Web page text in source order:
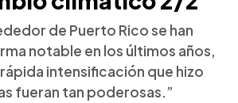
de Puerto Rico se han
notable en los últimos años,
intensificación que hizo
fueran tan poderosas.”